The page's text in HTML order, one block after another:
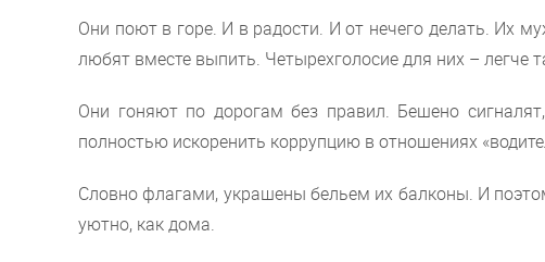
Они поют в горе. И в радости. И от нечего делать. Их
любят вместе выпить. Четырехголосие для них – легче
Они гоняют по дорогам без правил. Бешено
полностью искоренить коррупцию в отношениях
Словно флагами, украшены бельем их балконы. И
уютно, как дома.